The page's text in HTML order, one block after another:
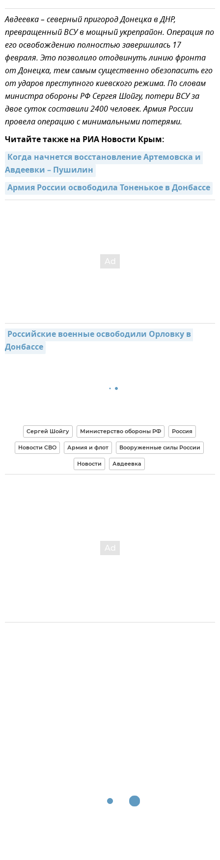
Авдеевка – северный пригород Донецка в ДНР,
превращенный ВСУ в мощный укрепрайон. Операция по
его освобождению полностью завершилась 17
февраля. Это позволило отодвинуть линию фронта
от Донецка, тем самым существенно обезопасить его
от ударов преступного киевского режима. По словам
министра обороны РФ Сергея Шойгу, потери ВСУ за
двое суток составили 2400 человек. Армия России
провела операцию с минимальными потерями.
Читайте также на РИА Новости Крым:
Когда начнется восстановление Артемовска и
Авдеевки – Пушилин
Армия России освободила Тоненькое в Донбассе
Российские военные освободили Орловку в
Донбассе
Сергей Шойгу Министерство обороны РФ Россия
Новости СВО Армия и флот Вооруженные силы России
Новости Авдеевка